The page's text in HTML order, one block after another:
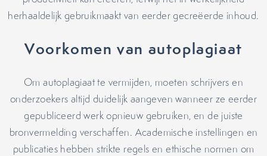
herhaaldelijk gebruikmaakt van eerder gecreëerde inhoud.
Voorkomen van autoplagiaat
Om autoplagiaat te vermijden, moeten schrijvers en
onderzoekers altijd duidelijk aangeven wanneer ze eerder
gepubliceerd werk opnieuw gebruiken, en de juiste
bronvermelding verschaffen. Academische instellingen en
publicaties hebben strikte regels en ethische normen om